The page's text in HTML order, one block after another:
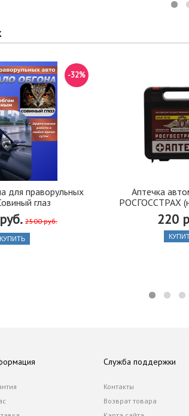
для праворульных
глаз
2500 руб.
-32%
КУПИТЬ
Аптечка
РОСГОССТРАХ
220
Служба поддержки
Контакты
Возврат товара